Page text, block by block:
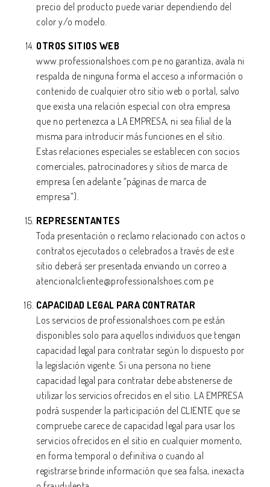
precio del producto puede variar dependiendo del
color y/o modelo.
OTROS SITIOS WEB
www.professionalshoes.com.pe no garantiza, avala ni
respalda de ninguna forma el acceso a información o
contenido de cualquier otro sitio web o portal, salvo
que exista una relación especial con otra empresa
que no pertenezca a LA EMPRESA, ni sea filial de la
misma para introducir más funciones en el sitio.
Estas relaciones especiales se establecen con socios
comerciales, patrocinadores y sitios de marca de
empresa (en adelante “páginas de marca de
empresa”).
REPRESENTANTES
Toda presentación o reclamo relacionado con actos o
contratos ejecutados o celebrados a través de este
sitio deberá ser presentada enviando un correo a
atencionalcliente@professionalshoes.com.pe
CAPACIDAD LEGAL PARA CONTRATAR
Los servicios de professionalshoes.com.pe están
disponibles solo para aquellos individuos que tengan
capacidad legal para contratar según lo dispuesto por
la legislación vigente. Si una persona no tiene
capacidad legal para contratar debe abstenerse de
utilizar los servicios ofrecidos en el sitio. LA EMPRESA
podrá suspender la participación del CLIENTE que se
compruebe carece de capacidad legal para usar los
servicios ofrecidos en el sitio en cualquier momento,
en forma temporal o definitiva o cuando al
registrarse brinde información que sea falsa, inexacta